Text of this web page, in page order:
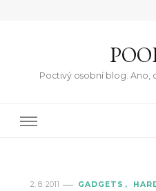
Poctivý osobní blog. Ano,
2. 8. 2011 GADGETS